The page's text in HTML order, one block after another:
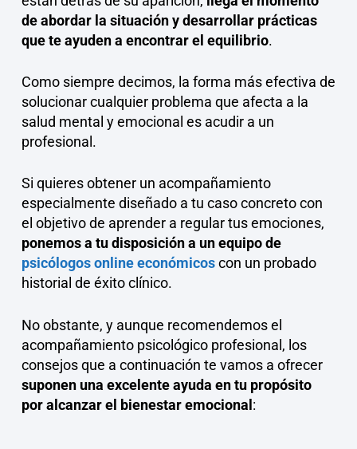
de abordar la situación y desarrollar prácticas
que te ayuden a encontrar el equilibrio.
Como siempre decimos, la forma más efectiva de
solucionar cualquier problema que afecta a la
salud mental y emocional es acudir a un
profesional.
Si quieres obtener un acompañamiento
especialmente diseñado a tu caso concreto con
el objetivo de aprender a regular tus emociones,
ponemos a tu disposición a un equipo de
psicólogos online económicoscon un probado
historial de éxito clínico.
No obstante, y aunque recomendemos el
acompañamiento psicológico profesional, los
consejos que a continuación te vamos a ofrecer
suponen una excelente ayuda en tu propósito
por alcanzar el bienestar emocional: